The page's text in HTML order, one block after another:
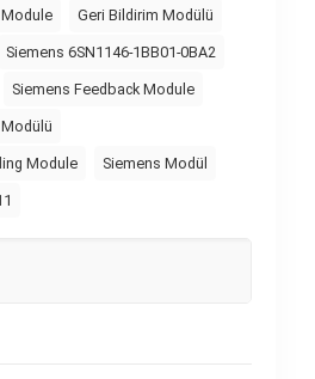
Geri Bildirim Modülü
Siemens 6SN1146-1BB01-0BA2
Siemens Feedback Module
Module Siemens Modül